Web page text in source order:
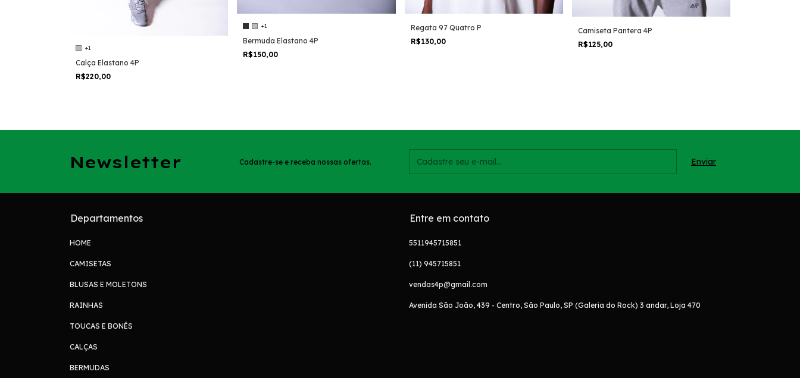
+1
Calça Elastano 4P
R$220,00
+1
Bermuda Elastano 4P
R$150,00
Regata 97 Quatro P
R$130,00
Camiseta Pantera 4P
R$125,00
Newsletter Cadastre-se e receba nossas ofertas.
Departamentos
HOME
CAMISETAS
BLUSAS E MOLETONS
RAINHAS
TOUCAS E BONÉS
CALÇAS
BERMUDAS
Entre em contato
5511945715851
(11) 945715851
vendas4p@gmail.com
Avenida São João, 439 - Centro, São Paulo, SP (Galeria do Rock) 3 andar, Loja 470